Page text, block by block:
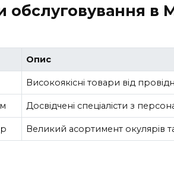
обслуговування в
Опис
Високоякісні товари від
Досвідчені спеціалісти з
Великий асортимент окулярів